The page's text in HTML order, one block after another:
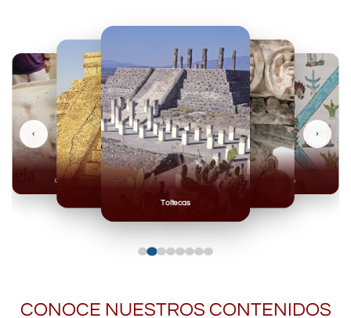
Toltecas
Mexicas
Olmecas
‹ ›
CONOCE NUESTROS CONTENIDOS